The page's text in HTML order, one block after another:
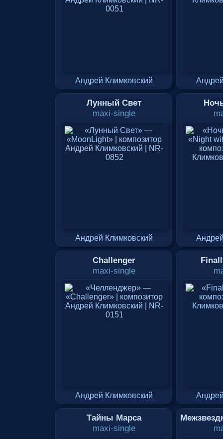
Андрей Климковский
Лунный Свет
maxi-single
Андрей Климковский
Challenger
maxi-single
Андрей Климковский
Тайны Марса
maxi-single